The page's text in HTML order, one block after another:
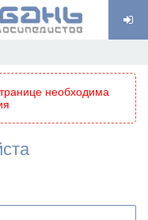
необходима